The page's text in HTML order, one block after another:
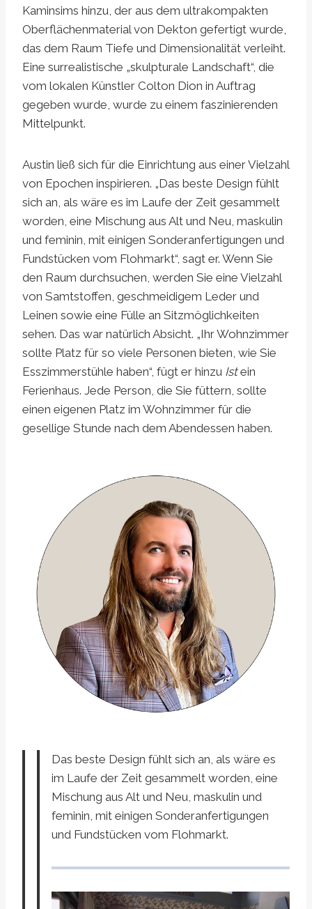
Kaminsims hinzu, der aus dem ultrakompakten
Oberflächenmaterial von Dekton gefertigt wurde,
das dem Raum Tiefe und Dimensionalität verleiht.
Eine surrealistische „skulpturale Landschaft“, die
vom lokalen Künstler Colton Dion in Auftrag
gegeben wurde, wurde zu einem faszinierenden
Mittelpunkt.
Austin ließ sich für die Einrichtung aus einer Vielzahl
von Epochen inspirieren. „Das beste Design fühlt
sich an, als wäre es im Laufe der Zeit gesammelt
worden, eine Mischung aus Alt und Neu, maskulin
und feminin, mit einigen Sonderanfertigungen und
Fundstücken vom Flohmarkt“, sagt er. Wenn Sie
den Raum durchsuchen, werden Sie eine Vielzahl
von Samtstoffen, geschmeidigem Leder und
Leinen sowie eine Fülle an Sitzmöglichkeiten
sehen. Das war natürlich Absicht. „Ihr Wohnzimmer
sollte Platz für so viele Personen bieten, wie Sie
Esszimmerstühle haben“, fügt er hinzu Istein
Ferienhaus. Jede Person, die Sie füttern, sollte
einen eigenen Platz im Wohnzimmer für die
gesellige Stunde nach dem Abendessen haben.
Das beste Design fühlt sich an, als wäre es
im Laufe der Zeit gesammelt worden, eine
Mischung aus Alt und Neu, maskulin und
feminin, mit einigen Sonderanfertigungen
und Fundstücken vom Flohmarkt.